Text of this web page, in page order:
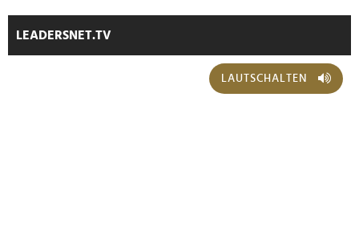
LEADERSNET.TV
LAUTSCHALTEN